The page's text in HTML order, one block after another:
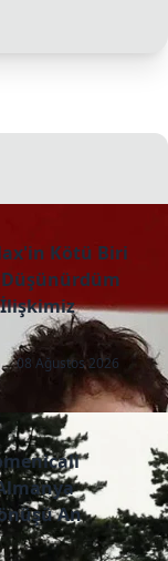
Kötü Biri
08 Ağustos 2026
An